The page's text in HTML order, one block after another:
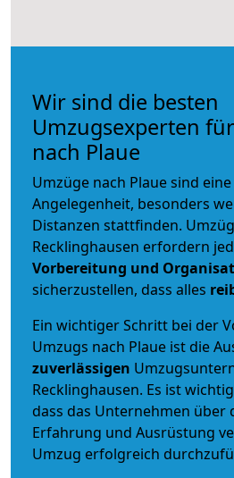
Wir sind die besten
Umzugsexperten
nach Plaue
Umzüge nach Plaue sind
Angelegenheit, besonders
Distanzen stattfinden.
Recklinghausen erfordern
Vorbereitung und
sicherzustellen, dass alles
Ein wichtiger Schritt bei der
Umzugs nach Plaue ist die
zuverlässigen
Recklinghausen. Es ist
dass das Unternehmen über
Erfahrung und Ausrüstung
Umzug erfolgreich